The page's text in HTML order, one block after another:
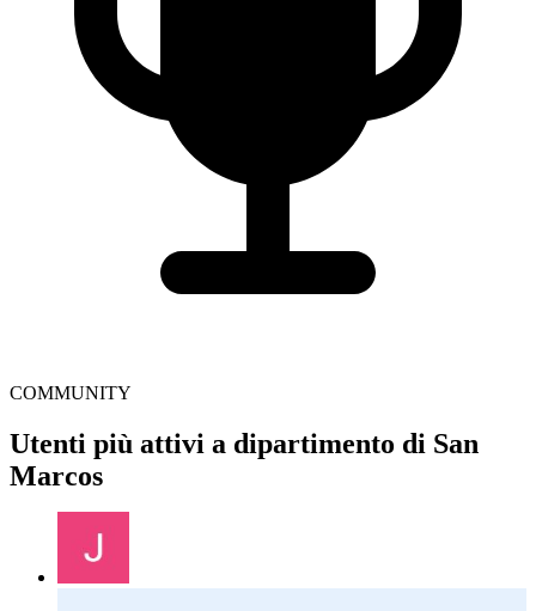
COMMUNITY
Utenti più attivi a dipartimento di San
Marcos